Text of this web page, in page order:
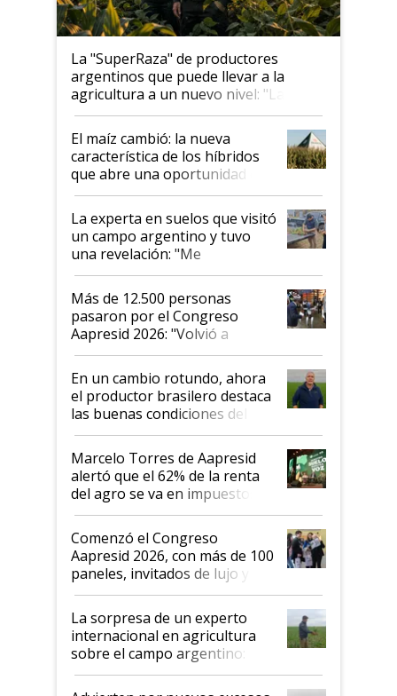
La "SuperRaza" de productores
argentinos que puede llevar a la
agricultura a un nuevo nivel: "Las
posibilidades de crecimiento son
infinitas"
El maíz cambió: la nueva
característica de los híbridos
que abre una oportunidad en
el lote
La experta en suelos que visitó
un campo argentino y tuvo
una revelación: "Me
impresionó mucho"
Más de 12.500 personas
pasaron por el Congreso
Aapresid 2026: "Volvió a
demostrar que hablar del
suelo es hablar de todo el
sistema productivo"
En un cambio rotundo, ahora
el productor brasilero destaca
las buenas condiciones del
agro argentino para invertir:
"Los veo más motivados"
Marcelo Torres de Aapresid
alertó que el 62% de la renta
del agro se va en impuestos:
"No es bueno que en
Argentina se sigan discutiendo
las mismas cosas de hace 50
años"
Comenzó el Congreso
Aapresid 2026, con más de 100
paneles, invitados de lujo y
todas las tendencias
La sorpresa de un experto
internacional en agricultura
sobre el campo argentino:
"Estoy muy impresionado"